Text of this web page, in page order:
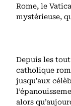
Rome, le
mystérieuse,
Depuis les
catholique
jusqu’aux
alors